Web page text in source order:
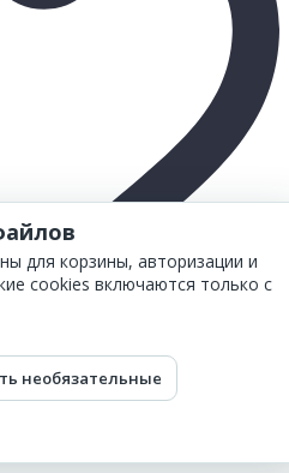
для HP DJ T920/T1500,
для корзины, авторизации и
cookies включаются только с
необязательные